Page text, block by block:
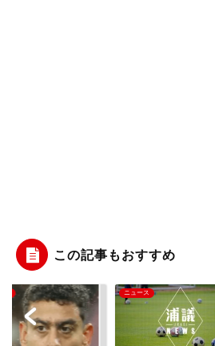
この記事もおすすめ
ニュース